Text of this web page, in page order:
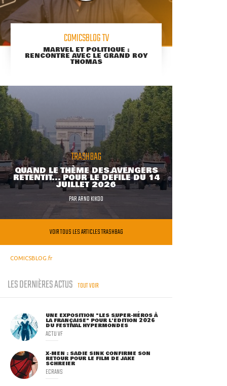
COMICSBLOG TV
MARVEL ET POLITIQUE :
RENCONTRE AVEC LE GRAND ROY
THOMAS
TRASHBAG
QUAND LE THÈME DES AVENGERS
RETENTIT... POUR LE DÉFILÉ DU 14
JUILLET 2026
PARARNO KIKOO
VOIR TOUS LES ARTICLES TRASHBAG
COMICSBLOG.fr
LES DERNIÈRES ACTUS TOUT VOIR
UNE EXPOSITION "LES SUPER-HÉROS À
LA FRANÇAISE" POUR L'ÉDITION 2026
DU FESTIVAL HYPERMONDES
ACTU VF
X-MEN : SADIE SINK CONFIRME SON
RETOUR POUR LE FILM DE JAKE
SCHREIER
ECRANS